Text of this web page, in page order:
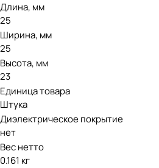
Длина, мм
25
Ширина, мм
25
Высота, мм
23
Единица товара
Штука
Диэлектрическое покрытие
нет
Вес нетто
0.161 кг